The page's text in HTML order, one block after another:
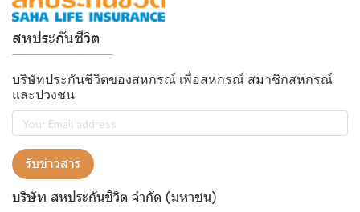
สหประกันชีวิต
บริษัทประกันชีวิตของสหกรณ์ เพื่อสหกรณ์ สมาชิกสหกรณ์
และปวงชน
รับข่าวสาร
บริษัท สหประกันชีวิต จำกัด (มหาชน)